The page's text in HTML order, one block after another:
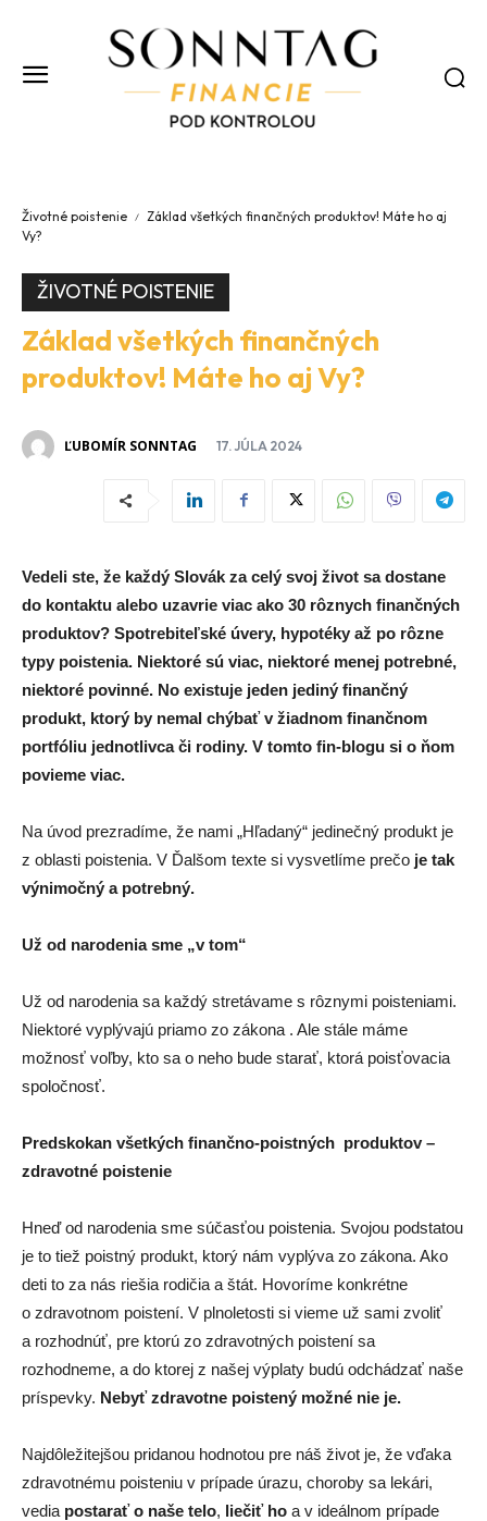
Životné poistenie
Základ všetkých finančných produktov! Máte ho aj
Vy?
ŽIVOTNÉ POISTENIE
Základ všetkých finančných
produktov! Máte ho aj Vy?
ĽUBOMÍR SONNTAG 17. JÚLA 2024
Vedeli ste, že každý Slovák za celý svoj život sa dostane
do kontaktu alebo uzavrie viac ako 30 rôznych finančných
produktov? Spotrebiteľské úvery, hypotéky až po rôzne
typy poistenia. Niektoré sú viac, niektoré menej potrebné,
niektoré povinné. No existuje jeden jediný finančný
produkt, ktorý by nemal chýbať v žiadnom finančnom
portfóliu jednotlivca či rodiny. V tomto fin-blogu si o ňom
povieme viac.
Na úvod prezradíme, že nami „Hľadaný“ jedinečný produkt je
z oblasti poistenia. V Ďalšom texte si vysvetlíme prečo je tak
výnimočný a potrebný.
Už od narodenia sme „v tom“
Už od narodenia sa každý stretávame s rôznymi poisteniami.
Niektoré vyplývajú priamo zo zákona . Ale stále máme
možnosť voľby, kto sa o neho bude starať, ktorá poisťovacia
spoločnosť.
Predskokan všetkých finančno-poistných produktov –
zdravotné poistenie
Hneď od narodenia sme súčasťou poistenia. Svojou podstatou
je to tiež poistný produkt, ktorý nám vyplýva zo zákona. Ako
deti to za nás riešia rodičia a štát. Hovoríme konkrétne
o zdravotnom poistení. V plnoletosti si vieme už sami zvoliť
a rozhodnúť, pre ktorú zo zdravotných poistení sa
rozhodneme, a do ktorej z našej výplaty budú odchádzať naše
príspevky. Nebyť zdravotne poistený možné nie je.
Najdôležitejšou pridanou hodnotou pre náš život je, že vďaka
zdravotnému poisteniu v prípade úrazu, choroby sa lekári,
vedia postarať o naše telo, liečiť ho a v ideálnom prípade